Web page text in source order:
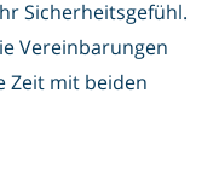
Sicherheitsgefühl.
Vereinbarungen
Zeit mit beiden